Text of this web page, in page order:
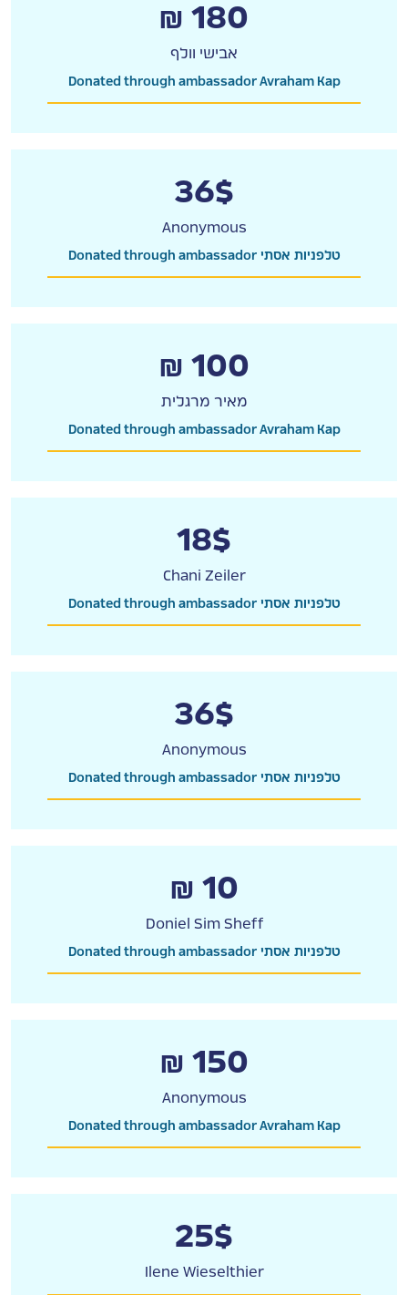
₪ 180
אבישי וולף
Donated through ambassador Avraham Kap
36$
Anonymous
Donated through ambassador טלפניות אסתי
₪ 100
מאיר מרגלית
Donated through ambassador Avraham Kap
18$
Chani Zeiler
Donated through ambassador טלפניות אסתי
36$
Anonymous
Donated through ambassador טלפניות אסתי
₪ 10
Doniel Sim Sheff
Donated through ambassador טלפניות אסתי
₪ 150
Anonymous
Donated through ambassador Avraham Kap
25$
Ilene Wieselthier